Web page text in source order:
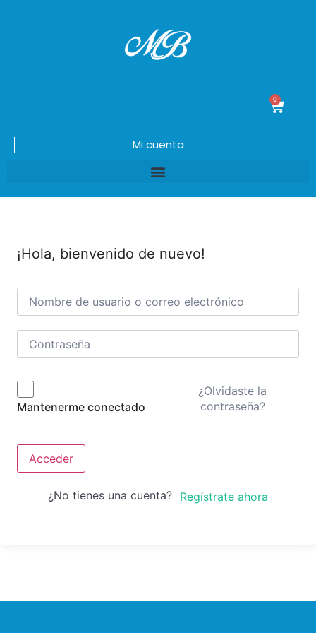
0
Mi cuenta
¡Hola, bienvenido de nuevo!
Mantenerme conectado
¿Olvidaste la
contraseña?
Acceder
¿No tienes una cuenta? Regístrate ahora